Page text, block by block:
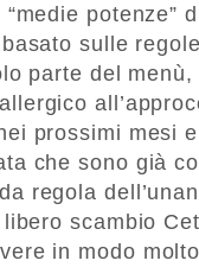
potenze”
sulle
parte del
prossimi mesi
che sono già
regola
libero scambio
in modo